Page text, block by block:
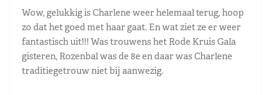
Wow, gelukkig is Charlene weer helemaal terug, hoop
zo dat het goed met haar gaat. En wat ziet ze er weer
fantastisch uit!!! Was trouwens het Rode Kruis Gala
gisteren, Rozenbal was de 8e en daar was Charlene
traditiegetrouw niet bij aanwezig.